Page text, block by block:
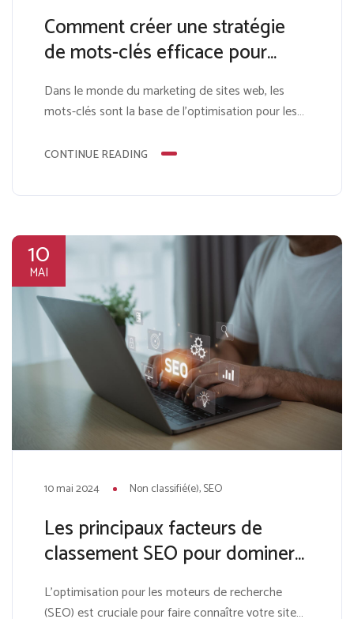
Comment créer une stratégie
de mots-clés efficace pour
votre entreprise
Dans le monde du marketing de sites web, les
mots-clés sont la base de l’optimisation pour les
contenu. Une stratégie de mots-clés efficace aide
leur visibilité dans les résultats de recherche et à
CONTINUE READING
10
MAI
10 mai 2024 Non classifié(e) SEO
Les principaux facteurs de
classement SEO pour dominer
les recherches Google
L’optimisation pour les moteurs de recherche
(SEO) est cruciale pour faire connaître votre site